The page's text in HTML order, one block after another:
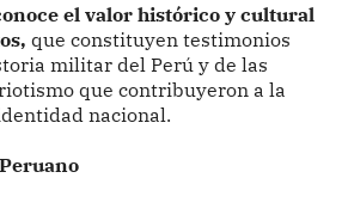
el valor histórico y cultural
que constituyen testimonios
militar del Perú y de las
que contribuyeron a la
nacional.